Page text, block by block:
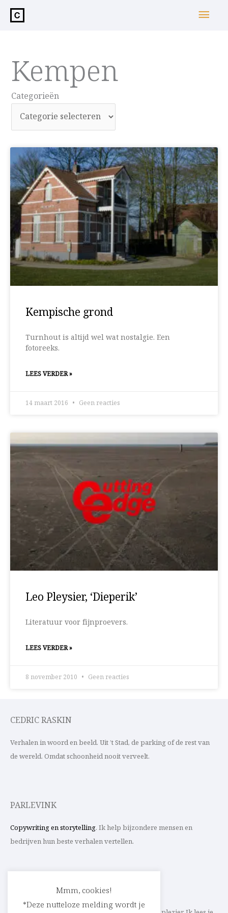
inhoud
Kempen
Categorieën
Categorieën
Kempische grond
Turnhout is altijd wel wat nostalgie. Een
fotoreeks.
LEES VERDER »
14 maart 2016 Geen reacties
Leo Pleysier, ‘Dieperik’
Literatuur voor fijnproevers.
LEES VERDER »
8 november 2010 Geen reacties
CEDRIC RASKIN
Verhalen in woord en beeld. Uit ’t Stad, de parking of de rest van
de wereld. Omdat schoonheid nooit verveelt.
PARLEVINK
Copywriting en storytelling. Ik help bijzondere mensen en
bedrijven hun beste verhalen vertellen.
Mmm, cookies!
*Deze nutteloze melding wordt je